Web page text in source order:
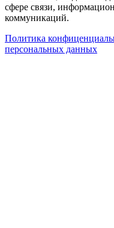
сфере связи,
коммуникаций.
Политика
персональных данных